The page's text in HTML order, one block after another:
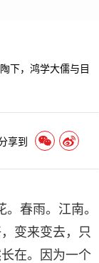
下，鸿学大儒与目
享到
春雨。江南。
变来变去，只
在。因为一个